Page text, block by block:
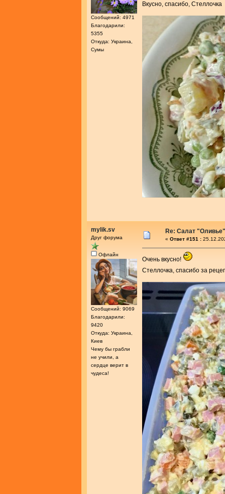
Сообщений: 4971
Благодарили:
5355
Откуда: Украина,
Сумы
Вкусно, спасибо, Стеллочка
mylik.sv
Друг форума
Офлайн
Сообщений: 9069
Благодарили:
9420
Откуда: Украина,
Киев
Чему бы грабли
не учили, а
сердце верит в
чудеса!
Re: Салат "Оливье"
« Ответ #151 :
Очень вкусно!
Стеллочка, спасибо за